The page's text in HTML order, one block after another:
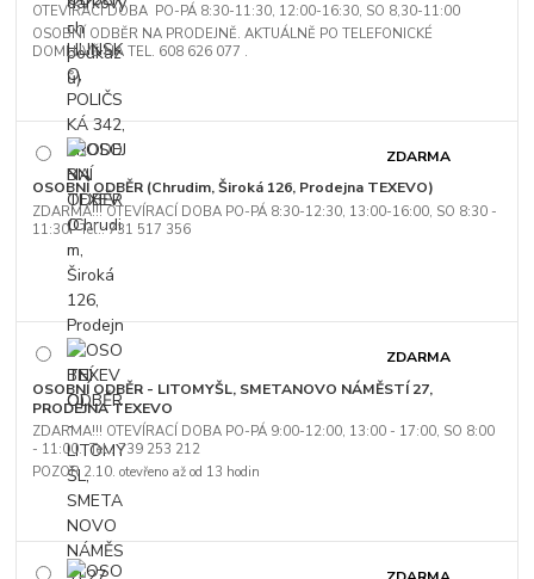
OTEVÍRACÍ DOBA PO-PÁ 8:30-11:30, 12:00-16:30, SO 8,30-11:00
OSOBNÍ ODBĚR NA PRODEJNĚ. AKTUÁLNĚ PO TELEFONICKÉ
DOMLUVĚ NA TEL. 608 626 077 .
OSOBNÍ ODBĚR (Chrudim, Široká 126, Prodejna TEXEVO)
ZDARMA!!! OTEVÍRACÍ DOBA PO-PÁ 8:30-12:30, 13:00-16:00, SO 8:30 -
11:30. Tel.: 731 517 356
ZDARMA
OSOBNÍ ODBĚR - LITOMYŠL, SMETANOVO NÁMĚSTÍ 27,
PRODEJNA TEXEVO
ZDARMA!!! OTEVÍRACÍ DOBA PO-PÁ 9:00-12:00, 13:00 - 17:00, SO 8:00
- 11:00. Tel.: 739 253 212
POZOR 2.10. otevřeno až od 13 hodin
ZDARMA